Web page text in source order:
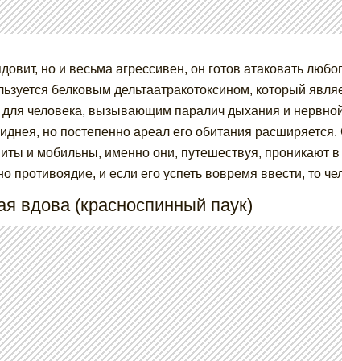
но и весьма агрессивен, он готов атаковать
белковым дельтаатракотоксином, который
для человека, вызывающим паралич дыхания и
но постепенно ареал его обитания
и мобильны, именно они, путешествуя, проникают
противоядие, и если его успеть вовремя ввести, то
вдова (красноспинный паук)